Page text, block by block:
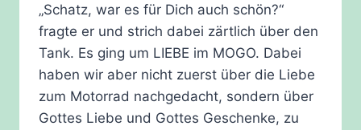
„Schatz, war es für Dich auch schön?“
fragte er und strich dabei zärtlich über den
Tank. Es ging um LIEBE im MOGO. Dabei
haben wir aber nicht zuerst über die Liebe
zum Motorrad nachgedacht, sondern über
Gottes Liebe und Gottes Geschenke, zu